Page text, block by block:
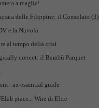
a maglia!
delle Filippine: il Consolato (3)
e la Nuvola
al tempo della crisi
correct: il Bambù Parquet
- an essential guide
piace... Wire di Elite